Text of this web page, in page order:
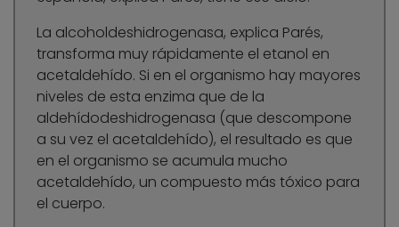
La alcoholdeshidrogenasa, explica Parés,
transforma muy rápidamente el etanol en
acetaldehído. Si en el organismo hay mayores
niveles de esta enzima que de la
aldehídodeshidrogenasa (que descompone
a su vez el acetaldehído), el resultado es que
en el organismo se acumula mucho
acetaldehído, un compuesto más tóxico para
el cuerpo.